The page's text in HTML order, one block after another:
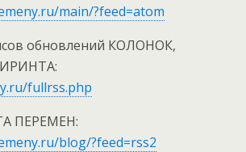
main/?feed=atom
обновлений КОЛОНОК,
fullrss.php
ПЕРЕМЕН:
blog/?feed=rss2